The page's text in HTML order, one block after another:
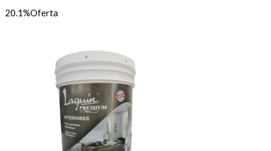
20.1%Oferta